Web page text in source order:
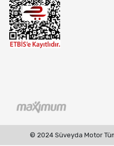
© 2024 Süveyda Motor Tüm